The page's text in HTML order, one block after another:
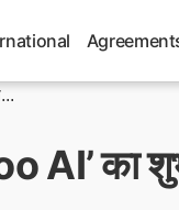
AI’ का